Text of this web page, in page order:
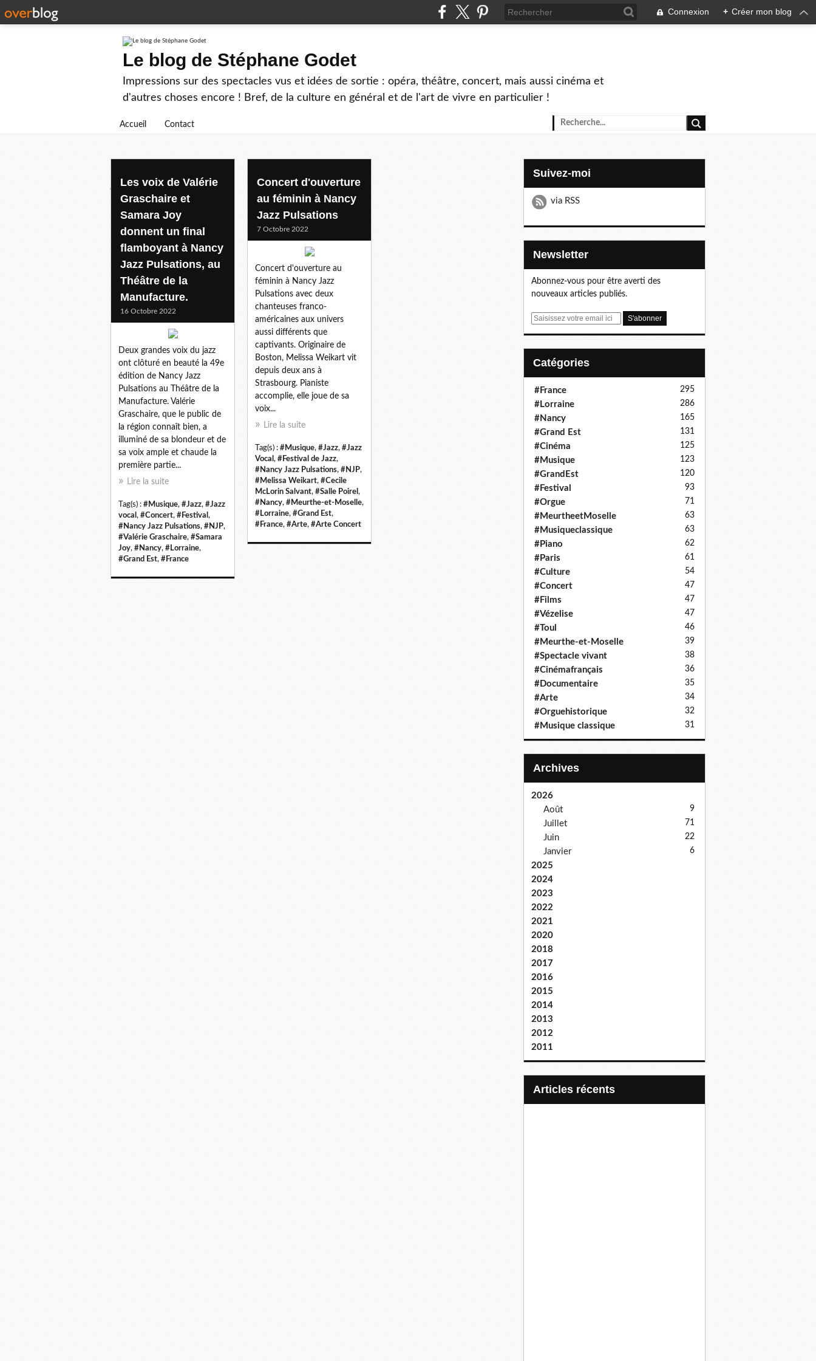
Connexion + Créer mon blog
Le blog de Stéphane Godet
Impressions sur des spectacles vus et idées de sortie : opéra, théâtre, concert, mais aussi cinéma et
d'autres choses encore ! Bref, de la culture en général et de l'art de vivre en particulier !
Accueil Contact
jazz vocal
Les voix de Valérie
Graschaire et
Samara Joy
donnent un final
flamboyant à Nancy
Jazz Pulsations, au
Théâtre de la
Manufacture.
16 Octobre 2022
Deux grandes voix du jazz
ont clôturé en beauté la 49e
édition de Nancy Jazz
Pulsations au Théâtre de la
Manufacture. Valérie
Graschaire, que le public de
la région connaît bien, a
illuminé de sa blondeur et de
sa voix ample et chaude la
première partie...
Lire la suite
Tag(s) : #Musique, #Jazz, #Jazz
vocal , #Concert, #Festival ,
#Nancy Jazz Pulsations, #NJP,
#Valérie Graschaire, #Samara
Joy, #Nancy, #Lorraine,
#Grand Est, #France
Concert d'ouverture
au féminin à Nancy
Jazz Pulsations
7 Octobre 2022
Concert d'ouverture au
féminin à Nancy Jazz
Pulsations avec deux
chanteuses franco-
américaines aux univers
aussi différents que
captivants. Originaire de
Boston, Melissa Weikart vit
depuis deux ans à
Strasbourg. Pianiste
accomplie, elle joue de sa
voix...
Lire la suite
Tag(s) : #Musique, #Jazz, #Jazz
Vocal , #Festival de Jazz,
#Nancy Jazz Pulsations, #NJP,
#Melissa Weikart, #Cecile
McLorin Salvant, #Salle Poirel ,
#Nancy, #Meurthe-et-Moselle,
#Lorraine, #Grand Est,
#France, #Arte, #Arte Concert
Suivez-moi
via RSS
Newsletter
Abonnez-vous pour être averti des
nouveaux articles publiés.
E
Catégories
#France 295
#Lorraine 286
#Nancy 165
#Grand Est 131
#Cinéma 125
#Musique 123
#GrandEst 120
#Festival 93
#Orgue 71
#MeurtheetMoselle 63
#Musiqueclassique 63
#Piano 62
#Paris 61
#Culture 54
#Concert 47
#Films 47
#Vézelise 47
#Toul 46
#Meurthe-et-Moselle 39
#Spectacle vivant 38
#Cinémafrançais 36
#Documentaire 35
#Arte 34
#Orguehistorique 32
#Musique classique 31
Archives
2026
Août
9
Juillet 71
Juin 22
Janvier 6
2025
2024
2023
2022
2021
2020
2018
2017
2016
2015
2014
2013
2012
2011
articles récents